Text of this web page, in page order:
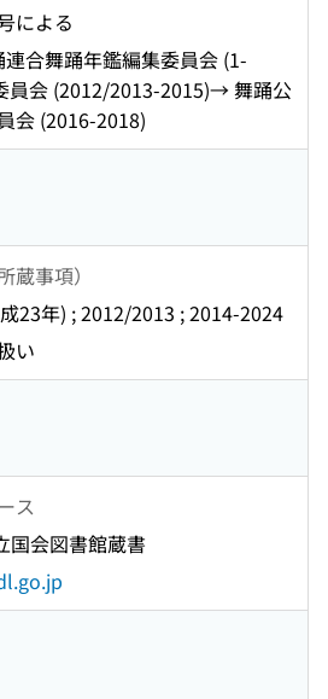
による
合舞踊年鑑編集委員会 (1-
会 (2012/2013-2015)→ 舞踊公
会 (2016-2018)
蔵事項）
23年) ; 2012/2013 ; 2014-2024
い
ス
国会図書館蔵書